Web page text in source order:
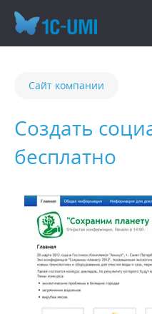
Сайт компании
Создать
бесплатно